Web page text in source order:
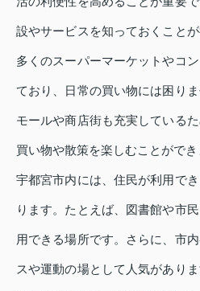
設やサービスを知っておくこと
多くのスーパーマーケットやコ
ており、日常の買い物には困り
モールや商店街も充実している
買い物や散策を楽しむことができ
宇都宮市内には、住民が利用で
ります。たとえば、図書館や市
用できる場所です。さらに、市
スや運動の場として人気があり